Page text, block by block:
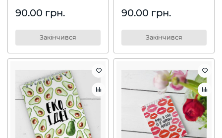
90.00 грн.
Закінчився
90.00 грн.
Закінчився